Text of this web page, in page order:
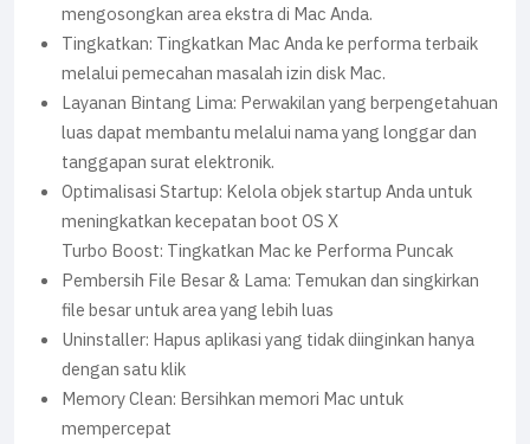
mengosongkan area ekstra di Mac Anda.
Tingkatkan: Tingkatkan Mac Anda ke performa terbaik
melalui pemecahan masalah izin disk Mac.
Layanan Bintang Lima: Perwakilan yang berpengetahuan
luas dapat membantu melalui nama yang longgar dan
tanggapan surat elektronik.
Optimalisasi Startup: Kelola objek startup Anda untuk
meningkatkan kecepatan boot OS X
Turbo Boost: Tingkatkan Mac ke Performa Puncak
Pembersih File Besar & Lama: Temukan dan singkirkan
file besar untuk area yang lebih luas
Uninstaller: Hapus aplikasi yang tidak diinginkan hanya
dengan satu klik
Memory Clean: Bersihkan memori Mac untuk
mempercepat